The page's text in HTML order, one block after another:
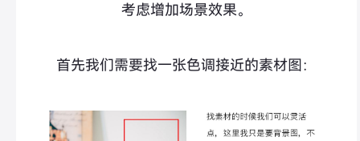
考虑增加场景效果。
首先我们需要找一张色调接近的素材图：